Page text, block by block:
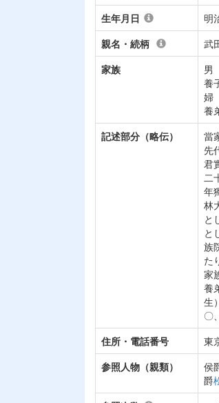
生年月日
明
親名・続柄
武
家族
男
養
婦
養
記述部分（略伝）
當
先
君
二
年
林
と
と
族
た
家
養
生
〇
住所・電話番号
東
参照人物（親類）
侯
爵